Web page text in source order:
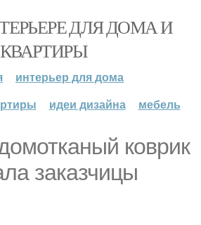
ДЛЯ ДОМА И
КВАРТИРЫ
интерьер для дома
идеи дизайна мебель
коврик
заказчицы